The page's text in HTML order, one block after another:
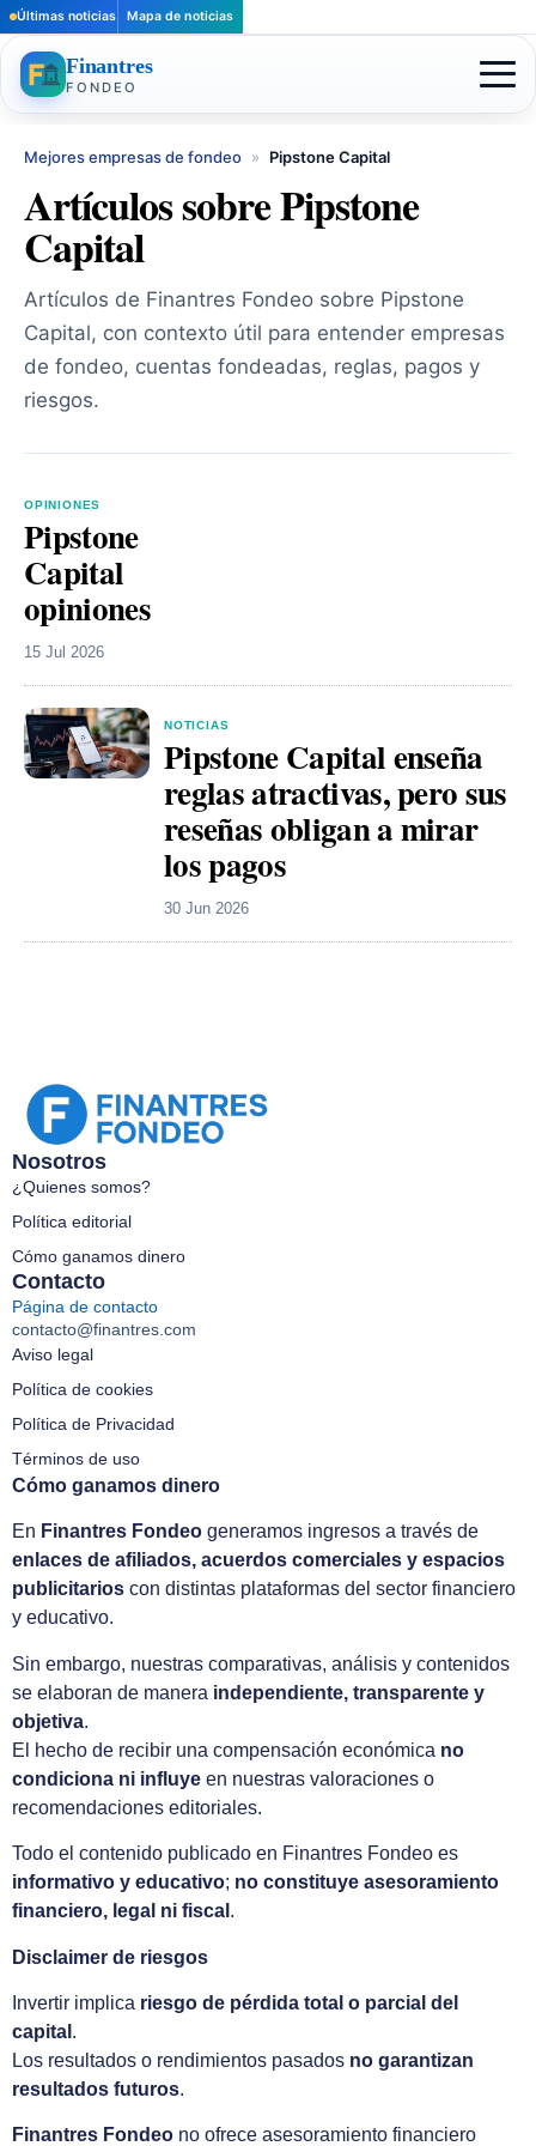
Últimas noticias Mapa de noticias
Finantres
FONDEO
Mejores empresas de fondeo » Pipstone Capital
Artículos sobre Pipstone
Capital
Artículos de Finantres Fondeo sobre Pipstone
Capital, con contexto útil para entender empresas
de fondeo, cuentas fondeadas, reglas, pagos y
riesgos.
OPINIONES
Pipstone
Capital
opiniones
15 Jul 2026
NOTICIAS
Pipstone Capital enseña
reglas atractivas, pero sus
reseñas obligan a mirar
los pagos
30 Jun 2026
Nosotros
¿Quienes somos?
Política editorial
Cómo ganamos dinero
Contacto
Página de contacto
contacto@finantres.com
Aviso legal
Política de cookies
Política de Privacidad
Términos de uso
Cómo ganamos dinero
En Finantres Fondeo generamos ingresos a través de
enlaces de afiliados, acuerdos comerciales y espacios
publicitarios con distintas plataformas del sector financiero
y educativo.
Sin embargo, nuestras comparativas, análisis y contenidos
se elaboran de manera independiente, transparente y
objetiva.
El hecho de recibir una compensación económica no
condiciona ni influye en nuestras valoraciones o
recomendaciones editoriales.
Todo el contenido publicado en Finantres Fondeo es
informativo y educativo; no constituye asesoramiento
financiero, legal ni fiscal .
Disclaimer de riesgos
Invertir implica riesgo de pérdida total o parcial del
capital .
Los resultados o rendimientos pasados no garantizan
resultados futuros.
Finantres Fondeo no ofrece asesoramiento financiero